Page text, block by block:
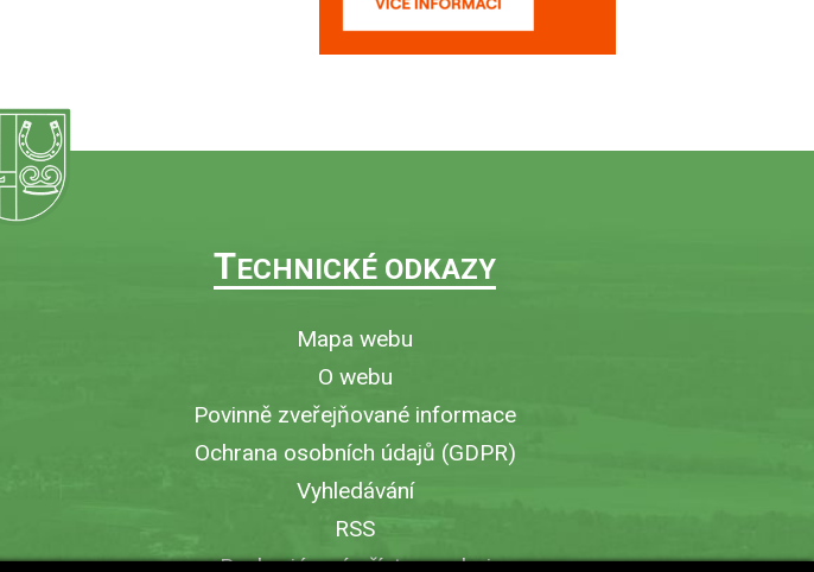
TECHNICKÉ ODKAZY
Mapa webu
O webu
Povinně zveřejňované informace
Ochrana osobních údajů (GDPR)
Vyhledávání
RSS
Bezbariérový přístup v obci